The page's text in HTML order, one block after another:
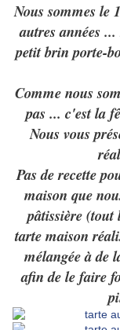
Nous sommes le
autres années
petit brin porte-
Comme nous
pas ... c'est la
Nous vous
Pas de recette
maison que
pâtissière
tarte maison
mélangée à de
afin de le faire